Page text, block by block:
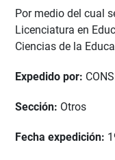
Por medio del cual
Licenciatura en
Ciencias de la
Expedido por:
Sección: Otros
Fecha expedición: